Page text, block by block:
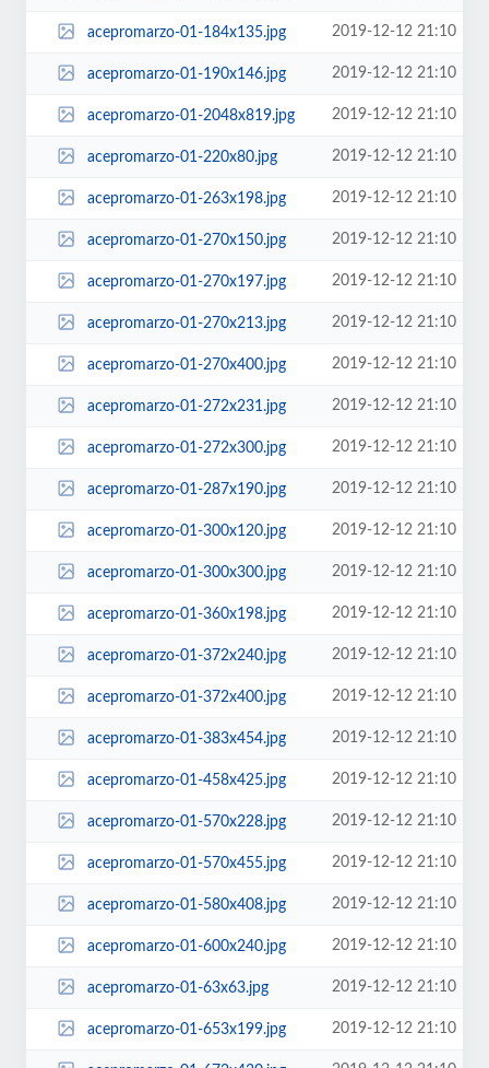
acepromarzo-01-184x135.jpg 2019-12-12 21:10
acepromarzo-01-190x146.jpg 2019-12-12 21:10
acepromarzo-01-2048x819.jpg 2019-12-12 21:10
acepromarzo-01-220x80.jpg 2019-12-12 21:10
acepromarzo-01-263x198.jpg 2019-12-12 21:10
acepromarzo-01-270x150.jpg 2019-12-12 21:10
acepromarzo-01-270x197.jpg 2019-12-12 21:10
acepromarzo-01-270x213.jpg 2019-12-12 21:10
acepromarzo-01-270x400.jpg 2019-12-12 21:10
acepromarzo-01-272x231.jpg 2019-12-12 21:10
acepromarzo-01-272x300.jpg 2019-12-12 21:10
acepromarzo-01-287x190.jpg 2019-12-12 21:10
acepromarzo-01-300x120.jpg 2019-12-12 21:10
acepromarzo-01-300x300.jpg 2019-12-12 21:10
acepromarzo-01-360x198.jpg 2019-12-12 21:10
acepromarzo-01-372x240.jpg 2019-12-12 21:10
acepromarzo-01-372x400.jpg 2019-12-12 21:10
acepromarzo-01-383x454.jpg 2019-12-12 21:10
acepromarzo-01-458x425.jpg 2019-12-12 21:10
acepromarzo-01-570x228.jpg 2019-12-12 21:10
acepromarzo-01-570x455.jpg 2019-12-12 21:10
acepromarzo-01-580x408.jpg 2019-12-12 21:10
acepromarzo-01-600x240.jpg 2019-12-12 21:10
acepromarzo-01-63x63.jpg 2019-12-12 21:10
acepromarzo-01-653x199.jpg 2019-12-12 21:10